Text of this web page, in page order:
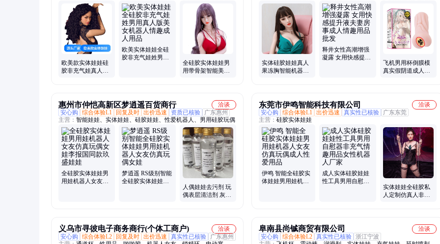
润滑液、加强版喷剂、快感增强凝露、快感增强精油
欧美款实体娃娃硅
胶非充气娃真人版
欧美实体娃娃全硅
胶非充气娃姓男用
全硅胶实体娃娃男
用带骨架智能美女
倒模名器、女用自慰器、男用自慰器、肉鞭硅胶拉珠、复古情趣性用
具、假乳房乳胶胸垫
实体硅胶娃娃真人
果冻胸智能机器人
释井女性高潮增强
凝露 女用快感提升
飞机男用杯倒膜模
真实假阴道成人性
惠州市仲恺高新区梦逍遥百货商行
洽谈
安心购
综合体验L1 回复及时 出价迅速 资质已核验
广东惠州
主营： 智能娃娃、实体娃娃、硅胶娃娃、性爱机器人、男用硅胶玩偶
全硅胶实体娃娃男
用娃机器人女友仿
梦逍遥 RS级别智能
全硅胶实体娃娃男
人偶娃娃去污剂 玩
偶表层清洁剂 灰层
东莞市伊鸣智能科技有限公司
洽谈
安心购
综合体验L1 出价迅速 真实性已核验
广东东莞
主营： 硅胶实体娃娃
伊鸣 智能全硅胶实
体娃娃男用娃机器
成人实体硅胶娃娃
性工具男用自慰器
实体娃娃全硅胶私
人定制仿真人非充
义乌市寻彼电子商务商行(个体工商户)
洽谈
安心购
综合体验L2 回复及时 出价迅速 真实性已核验
广东惠州
阜南县尚铖商贸有限公司
洽谈
安心购
综合体验L2 真实性已核验 浙江宁波